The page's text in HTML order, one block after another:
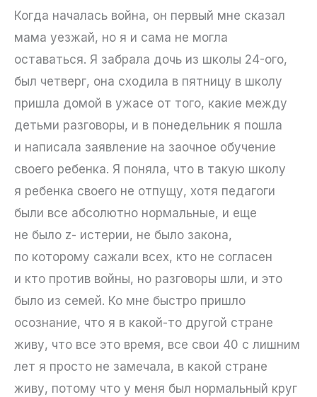
Когда началась война, он первый мне сказал
мама уезжай, но я и сама не могла
оставаться. Я забрала дочь из школы 24-ого,
был четверг, она сходила в пятницу в школу
пришла домой в ужасе от того, какие между
детьми разговоры, и в понедельник я пошла
и написала заявление на заочное обучение
своего ребенка. Я поняла, что в такую школу
я ребенка своего не отпущу, хотя педагоги
были все абсолютно нормальные, и еще
не было z- истерии, не было закона,
по которому сажали всех, кто не согласен
и кто против войны, но разговоры шли, и это
было из семей. Ко мне быстро пришло
осознание, что я в какой-то другой стране
живу, что все это время, все свои 40 с лишним
лет я просто не замечала, в какой стране
живу, потому что у меня был нормальный круг